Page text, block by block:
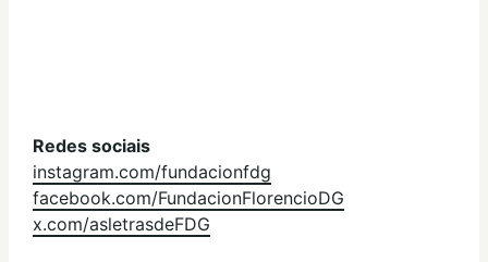
Redes sociais
instagram.com/fundacionfdg
facebook.com/FundacionFlorencioDG
x.com/asletrasdeFDG